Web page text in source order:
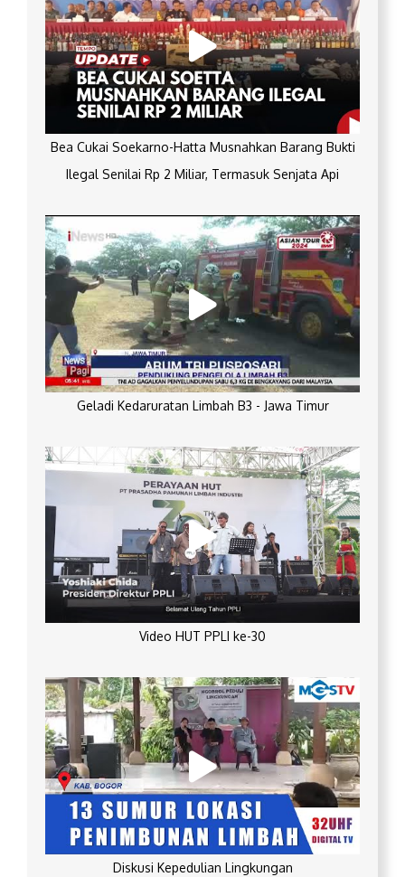
Bea Cukai Soekarno-Hatta Musnahkan Barang Bukti
Ilegal Senilai Rp 2 Miliar, Termasuk Senjata Api
Geladi Kedaruratan Limbah B3 - Jawa Timur
Video HUT PPLI ke-30
Diskusi Kepedulian Lingkungan